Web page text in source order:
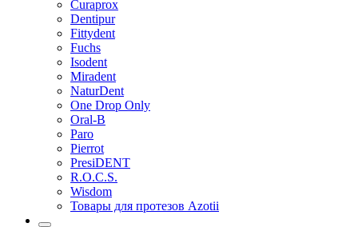
Curaprox
Dentipur
Fittydent
Fuchs
Isodent
Miradent
NaturDent
One Drop Only
Oral-B
Paro
Pierrot
PresiDENT
R.O.C.S.
Wisdom
Товары для протезов Azotii